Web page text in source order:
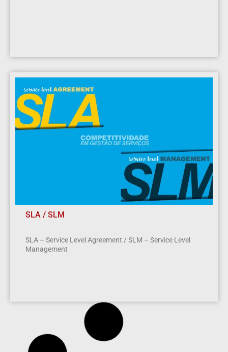
SLA / SLM
SLA – Service Level Agreement / SLM – Service Level
Management